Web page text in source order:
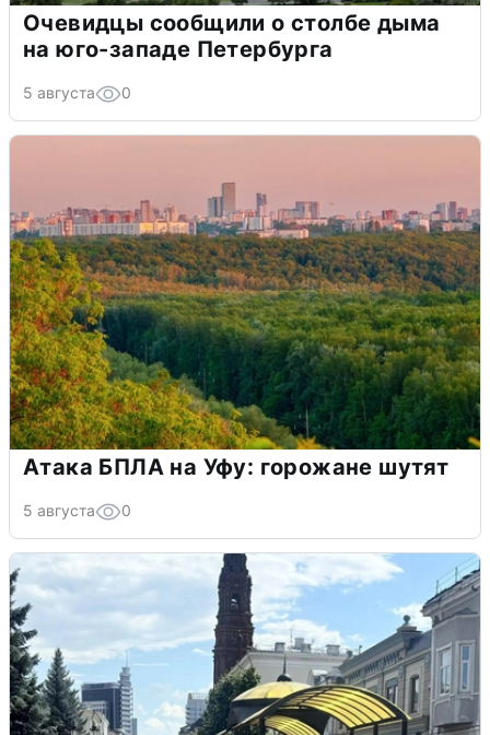
Очевидцы сообщили о столбе дыма
на юго-западе Петербурга
5 августа 0
Атака БПЛА на Уфу: горожане шутят
5 августа 0